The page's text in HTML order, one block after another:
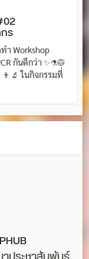
ร
ำ Workshop
กันดีกว่า ✨⚗️🥼
ในกิจกรรมที่